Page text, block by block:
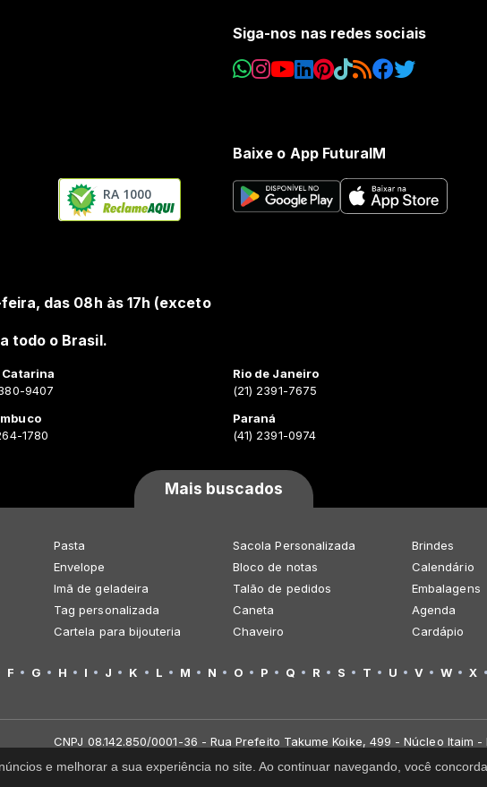
Siga-nos nas redes sociais
RA 1000
Baixe o App FuturaIM
das 08h às 17h (exceto
todo o Brasil.
Catarina
9407
1780
Rio de Janeiro
(21) 2391-7675
Paraná
(41) 2391-0974
Mais buscados
Pasta
Envelope
Imã de geladeira
Tag personalizada
Cartela para bijouteria
Sacola Personalizada
Bloco de notas
Talão de pedidos
Caneta
Chaveiro
Brindes
Calendário
Embalagens
Agenda
Cardápio
F G H I J K L M N O P Q R S T U V W X
CNPJ 08.142.850/0001-36 - Rua Prefeito Takume Koike, 499 - Núcleo Itaim
e melhorar a sua experiência no site. Ao continuar navegando, você